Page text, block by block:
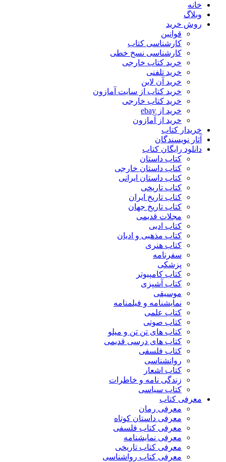
خانه
وبلاگ
روش خرید
قوانین
کارشناسی کتاب
کارشناسی نسخ خطی
خرید کتاب خارجی
خرید تلفنی
خرید آن لاین
خرید کتاب از سایت آمازون
خرید کتاب خارجی
خرید از ebay
خرید از آمازون
خریدار کتاب
آثار نویسندگان
دانلود رایگان کتاب
کتاب داستان
کتاب داستان خارجی
کتاب داستان ایرانی
کتاب تاریخی
کتاب تاریخ ایران
کتاب تاریخ جهان
مجلات قدیمی
کتاب ادبی
کتاب مذهبی و ادیان
کتاب هنری
سفرنامه
پزشکی
کتاب کامپیوتر
کتاب آشپزی
موسیقی
نمایشنامه و فیلمنامه
کتاب علمی
کتاب صوتی
کتاب های تن تن و میلو
کتاب های درسی قدیمی
کتاب فلسفی
روانشناسی
کتاب اشعار
زندگی نامه و خاطرات
کتاب سیاسی
معرفی کتاب
معرفی رمان
معرفی داستان کوتاه
معرفی کتاب فلسفی
معرفی نمایشنامه
معرفی کتاب تاریخی
معرفی کتاب رواشناسی